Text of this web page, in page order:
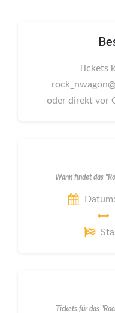
Tickets
oder direkt vor
Wann findet das
Tickets für das